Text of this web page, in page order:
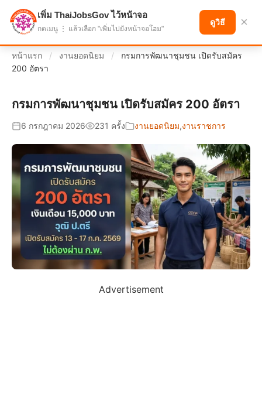
แบ่งปันโอกาส เพื่ออนาคตที่ก้าวหน้า
หน้าแรก / งานยอดนิยม /
กรมการพัฒนาชุมชน เปิดรับสมัคร
200 อัตรา
กรมการพัฒนาชุมชน เปิดรับสมัคร 200 อัตรา
6 กรกฎาคม 2026 231 ครั้ง งานยอดนิยม,งานราชการ
Advertisement
เพิ่ม ThaiJobsGov ไว้หน้าจอ
กดเมนู ⋮ แล้วเลือก "เพิ่มไปยังหน้าจอโฮม"
ดูวิธี ×